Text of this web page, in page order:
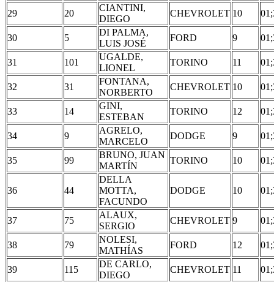
29 20
CIANTINI,
DIEGO
CHEVROLET 10
30 5
DI PALMA,
LUIS JOSÉ
FORD 9
31 101
UGALDE,
LIONEL
TORINO 11
32 31
FONTANA,
NORBERTO
CHEVROLET 10
33 14
GINI,
ESTEBAN
TORINO 12
34 9
AGRELO,
MARCELO
DODGE 9
35 99
BRUNO, JUAN
MARTÍN
TORINO 10
36 44
DELLA
MOTTA,
FACUNDO
DODGE 10
37 75
ALAUX,
SERGIO
CHEVROLET 9
38 79
NOLESI,
MATHÍAS
FORD 12
39 115
DE CARLO,
DIEGO
CHEVROLET 11